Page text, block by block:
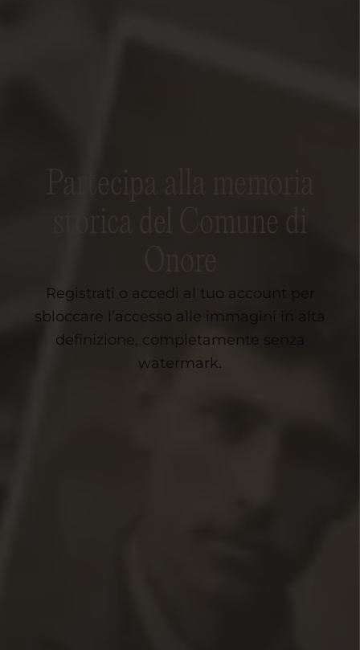
storica del Comune di
Registrati o accedi al tuo account per
sbloccare l’accesso alle immagini in alta
definizione, completamente senza
watermark.